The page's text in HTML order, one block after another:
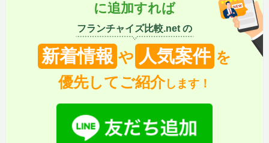
に追加すれば
フランチャイズ比較.net の
新着情報 や 人気案件 を
優先してご紹介します！